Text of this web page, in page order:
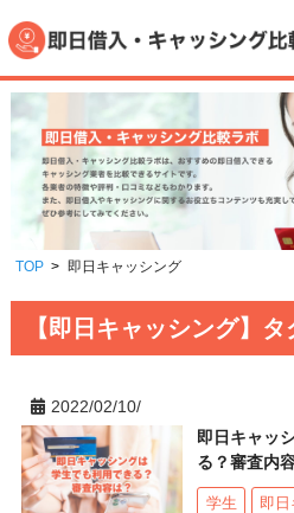
TOP 即日キャッシング
【即日キャッシング】
2022/02/10/
即日キャッ
る？審査内
学生 即